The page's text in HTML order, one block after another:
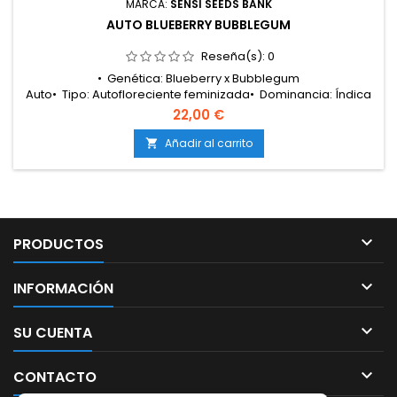
MARCA: SENSI SEEDS BANK
AUTO BLUEBERRY BUBBLEGUM
Reseña(s): 0
• Genética: Blueberry x Bubblegum
Auto• Tipo: Autofloreciente feminizada• Dominancia: Índica
dominante• Ciclo completo: 9 – 10 semanas desde la
germinación• Producción en interior: Media –
Alta• Producción en exterior: Media –
Alta• Altura: Compacta• Cultivo: Interior / Exterior• Aromas y
sabores: Dulce y afrutado, con predominio de frutos del...
22,00 €
 Añadir al carrito
PRODUCTOS 
INFORMACIÓN 
SU CUENTA 
CONTACTO 